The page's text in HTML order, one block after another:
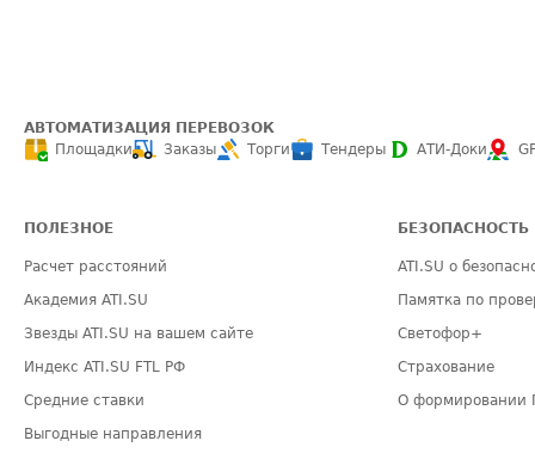
АВТОМАТИЗАЦИЯ ПЕРЕВОЗОК
Площадки
Заказы Торги Тендеры АТИ-Доки
ПОЛЕЗНОЕ
Расчет расстояний
Академия ATI.SU
Звезды ATI.SU на вашем сайте
Индекс ATI.SU FTL РФ
Средние ставки
Выгодные направления
БЕЗОПАСНОСТЬ
ATI.SU о
Памятка по
Светофор+
Страхование
О формировании